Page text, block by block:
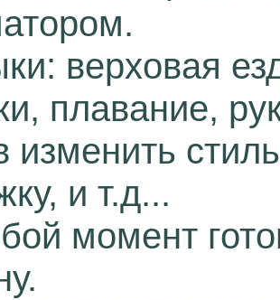
верховая
плавание,
изменить
и т.д...
момент